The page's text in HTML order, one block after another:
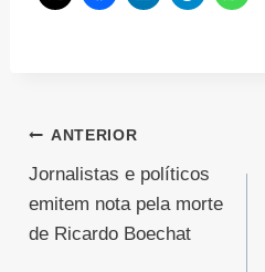
Navegação
de
Post
ANTERIOR
Jornalistas e políticos
emitem nota pela morte
de Ricardo Boechat